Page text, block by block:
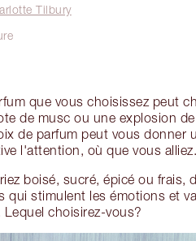
Tilbury
que vous choisissez peut
de musc ou une explosion
de parfum peut vous donner
l'attention, où que vous alliez.
boisé, sucré, épicé ou frais,
qui stimulent les émotions et
choisirez-vous?